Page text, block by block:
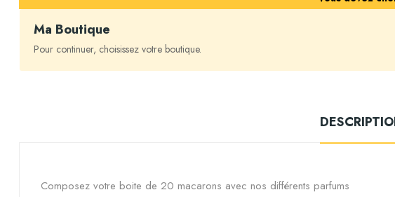
Ma Boutique
Pour continuer, choisissez votre boutique.
Composez votre boite de 20 macarons avec nos différents parfums